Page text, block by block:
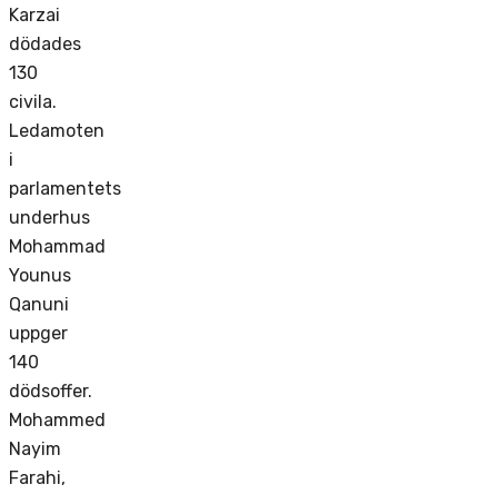
Karzai
dödades
130
civila.
Ledamoten
i
parlamentets
underhus
Mohammad
Younus
Qanuni
uppger
140
dödsoffer.
Mohammed
Nayim
Farahi,